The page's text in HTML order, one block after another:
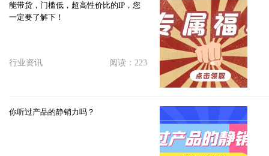
能带货，门槛低，超高性价比的IP，您
一定要了解下！
行业资讯 阅读：223
你听过产品的静销力吗？